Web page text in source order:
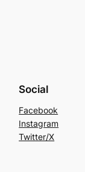
Social
Facebook
Instagram
Twitter/X